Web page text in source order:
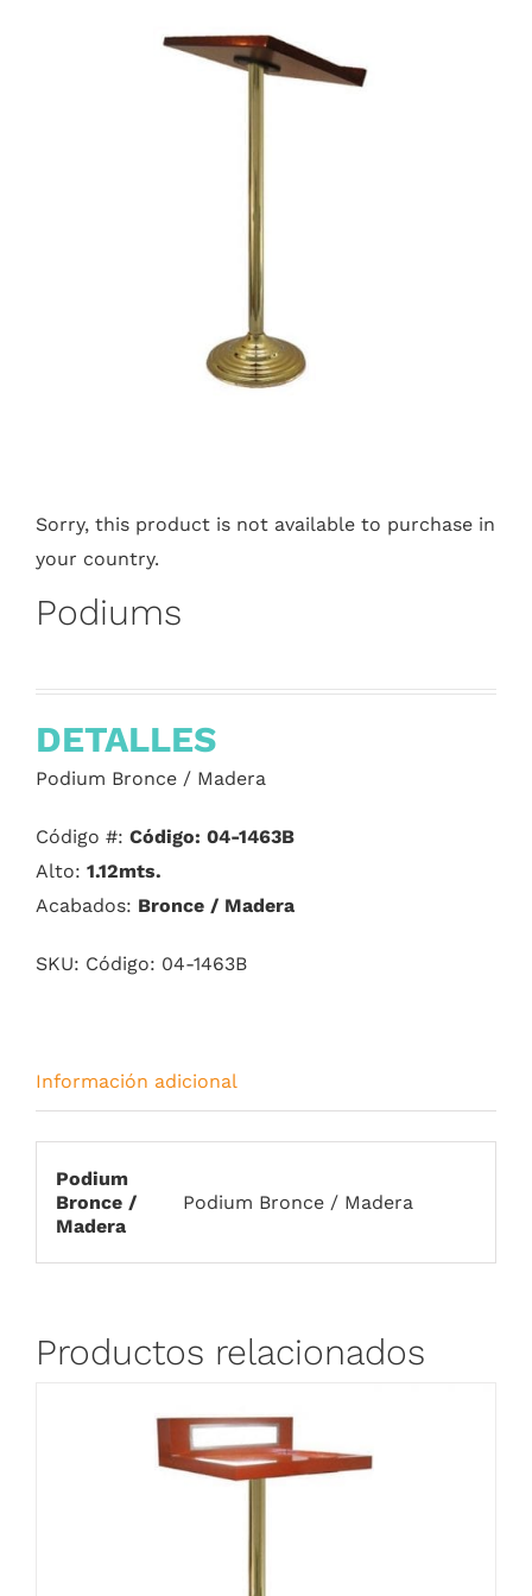
Sorry, this product is not available to purchase in
your country.
Podiums
DETALLES
Podium Bronce / Madera
Código #: Código: 04-1463B
Alto: 1.12mts.
Acabados: Bronce / Madera
SKU: Código: 04-1463B
Información adicional
Podium
Bronce /
Madera
Podium Bronce / Madera
Productos relacionados